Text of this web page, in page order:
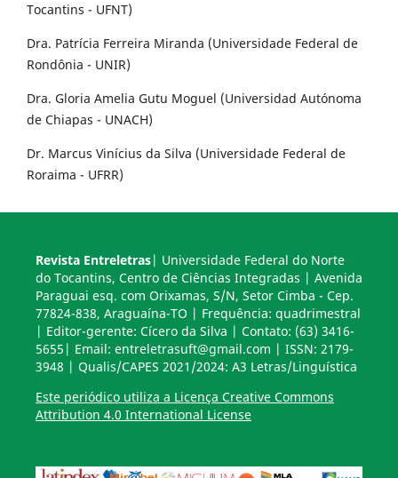
Tocantins - UFNT)
Dra. Patrícia Ferreira Miranda (Universidade Federal de
Rondônia - UNIR)
Dra. Gloria Amelia Gutu Moguel (Universidad Autónoma
de Chiapas - UNACH)
Dr. Marcus Vinícius da Silva (Universidade Federal de
Roraima - UFRR)
Revista Entreletras| Universidade Federal do Norte
do Tocantins, Centro de Ciências Integradas | Avenida
Paraguai esq. com Orixamas, S/N, Setor Cimba - Cep.
77824-838, Araguaína-TO | Frequência: quadrimestral
| Editor-gerente: Cícero da Silva | Contato: (63) 3416-
5655| Email: entreletrasuft@gmail.com | ISSN: 2179-
3948 | Qualis/CAPES 2021/2024: A3 Letras/Linguística
Este periódico utiliza a Licença Creative Commons
Attribution 4.0 International License